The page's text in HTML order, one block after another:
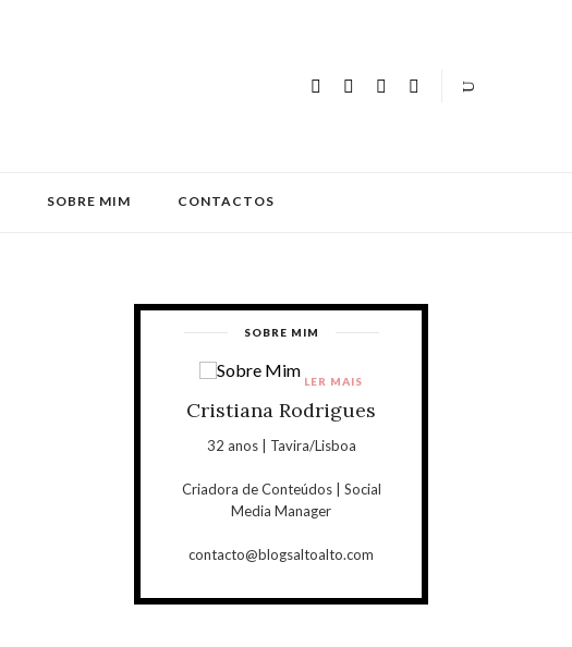
SOBRE MIM CONTACTOS
SOBRE MIM
Cristiana Rodrigues
32 anos | Tavira/Lisboa
Criadora de Conteúdos | Social
Media Manager
contacto@blogsaltoalto.com
LER MAIS